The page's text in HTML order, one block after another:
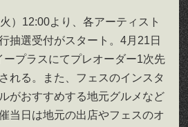
）12:00より、各アーティスト
抽選受付がスタート。4月21日
ープラスにてプレオーダー1次先
れる。また、フェスのインスタ
がおすすめする地元グルメなど
当日は地元の出店やフェスのオ